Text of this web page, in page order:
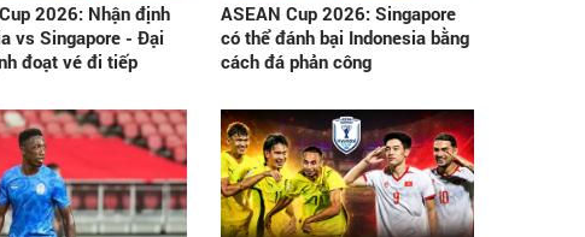
2026: Nhận định
vs Singapore - Đại
đoạt vé đi tiếp
ASEAN Cup 2026: Singapore
có thể đánh bại Indonesia bằng
cách đá phản công